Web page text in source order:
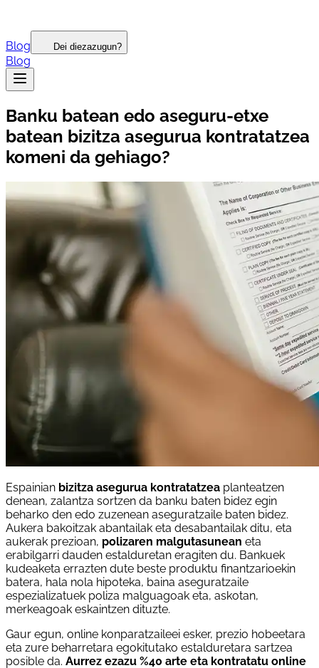
Blog Dei diezazugun?
Blog
Banku batean edo aseguru-etxe
batean bizitza asegurua kontratatzea
komeni da gehiago?
Espainian bizitza asegurua kontratatzea planteatzen
denean, zalantza sortzen da banku baten bidez egin
beharko den edo zuzenean aseguratzaile baten bidez.
Aukera bakoitzak abantailak eta desabantailak ditu, eta
aukerak prezioan, polizaren malgutasunean eta
erabilgarri dauden estalduretan eragiten du. Bankuek
kudeaketa errazten dute beste produktu finantzarioekin
batera, hala nola hipoteka, baina aseguratzaile
espezializatuek poliza malguagoak eta, askotan,
merkeagoak eskaintzen dituzte.
Gaur egun, online konparatzaileei esker, prezio hobeetara
eta zure beharretara egokitutako estalduretara sartzea
posible da. Aurrez ezazu %40 arte eta kontratatu online